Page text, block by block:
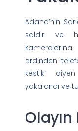
Adana’nın
saldırı ve
ardından
kestik”
yakalandı ve
Olayın